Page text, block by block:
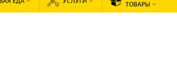
ТОВАРЫ 